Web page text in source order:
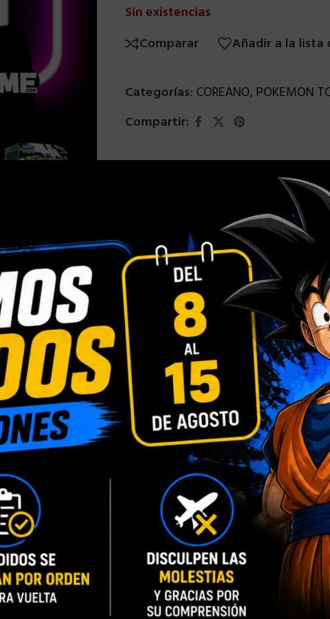
Sin existencias
Comparar
Añadir a la lista
Categorías: COREANO, POKEMON
Compartir:
INFORMACIÓN ADICIONAL